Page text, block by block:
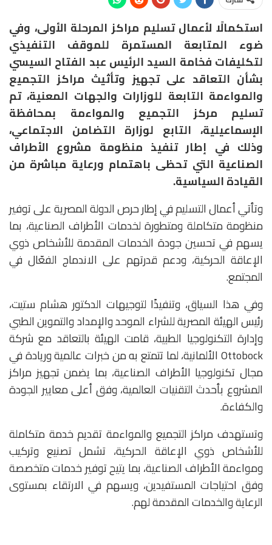
استكمالًا لأعمال تسليم مراكز المرحلة الأولى، وفي
ضوء المتابعة المستمرة للموقف التنفيذي
لتكليفات فخامة السيد الرئيس عبد الفتاح السيسي
بشأن التعاقد على تجهيز وتأثيث مراكز التجميع
والمواءمة التابعة للوزارات والجهات المعنية، تم
تسليم مركز التجميع والمواءمة بمحافظة
الإسماعيلية، التابع لوزارة التضامن الاجتماعي،
وذلك في إطار تنفيذ منظومة مشروع الأطراف
الصناعية التي تحظى باهتمام ورعاية مباشرة من
القيادة السياسية.
وتأتي أعمال التسليم في إطار حرص الدولة المصرية على توفير
منظومة متكاملة ومتطورة لخدمات الأطراف الصناعية، بما
يسهم في تحسين جودة الخدمات المقدمة للأشخاص ذوي
الإعاقة الحركية، ودعم قدرتهم على الاندماج الفعّال في
المجتمع.
وفي هذا السياق، وتنفيذًا لتوجيهات الدكتور هشام ستيت،
رئيس الهيئة المصرية للشراء الموحد والإمداد والتموين الطبي
وإدارة التكنولوجيا الطبية، قامت الهيئة بالتعاقد مع شركة
Ottobock الألمانية، لما تتمتع به من خبرات عالمية وريادة في
مجال تكنولوجيا الأطراف الصناعية، بما يضمن تجهيز مراكز
المشروع بأحدث التقنيات العالمية، وفق أعلى معايير الجودة
والكفاءة.
وتستهدف مراكز التجميع والمواءمة تقديم خدمة متكاملة
للأشخاص ذوي الإعاقة الحركية، تشمل تصنيع وتركيب
ومواءمة الأطراف الصناعية، بما يتيح توفير خدمات متخصصة
وفق احتياجات المستفيدين، ويسهم في الارتقاء بمستوى
الرعاية والخدمات المقدمة لهم.